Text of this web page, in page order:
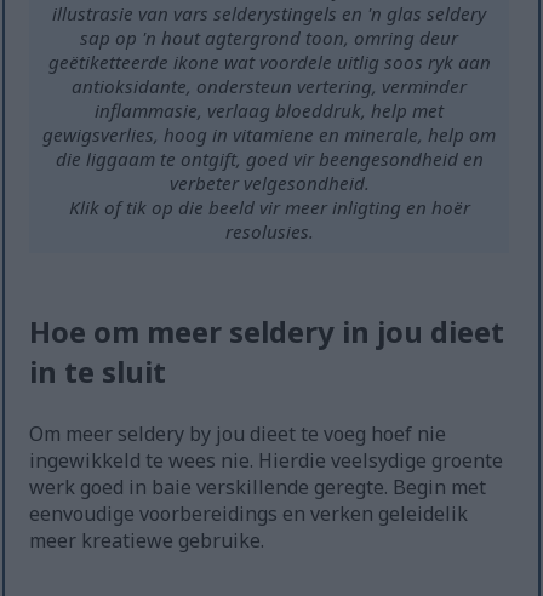
illustrasie van vars selderystingels en 'n glas seldery
sap op 'n hout agtergrond toon, omring deur
geëtiketteerde ikone wat voordele uitlig soos ryk aan
antioksidante, ondersteun vertering, verminder
inflammasie, verlaag bloeddruk, help met
gewigsverlies, hoog in vitamiene en minerale, help om
die liggaam te ontgift, goed vir beengesondheid en
verbeter velgesondheid.
Klik of tik op die beeld vir meer inligting en hoër
resolusies.
Hoe om meer seldery in jou dieet
in te sluit
Om meer seldery by jou dieet te voeg hoef nie
ingewikkeld te wees nie. Hierdie veelsydige groente
werk goed in baie verskillende geregte. Begin met
eenvoudige voorbereidings en verken geleidelik
meer kreatiewe gebruike.